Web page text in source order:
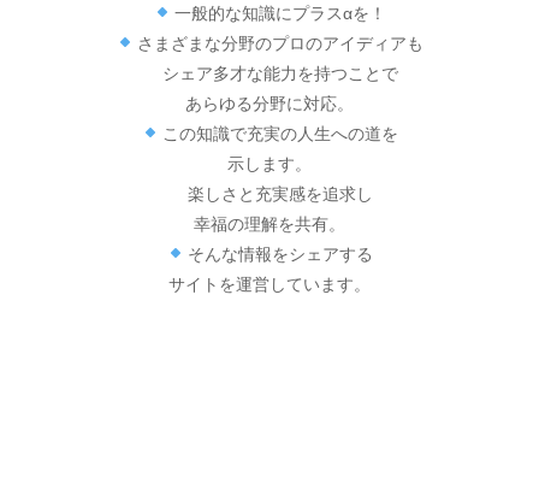
一般的な知識にプラスαを！
さまざまな分野のプロのアイディアも
シェア多才な能力を持つことで
あらゆる分野に対応。
この知識で充実の人生への道を
示します。
楽しさと充実感を追求し
幸福の理解を共有。
そんな情報をシェアする
サイトを運営しています。